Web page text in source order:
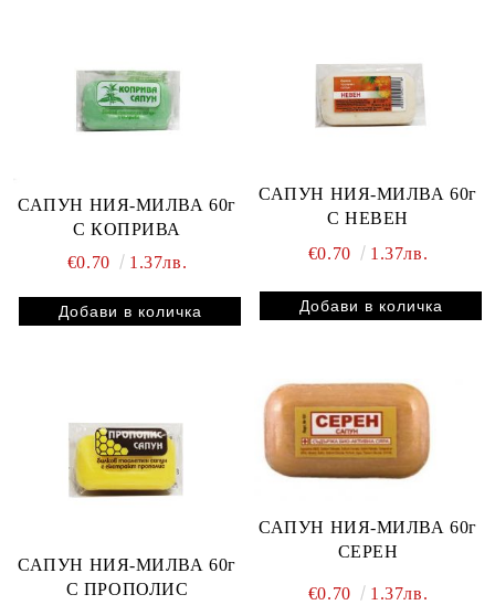
САПУН НИЯ-МИЛВА 60г
С КОПРИВА
€0.70
1.37лв.
САПУН НИЯ-МИЛВА 60г
С НЕВЕН
€0.70
1.37лв.
САПУН НИЯ-МИЛВА 60г
С ПРОПОЛИС
САПУН НИЯ-МИЛВА 60г
СЕРЕН
€0.70 1.37лв.